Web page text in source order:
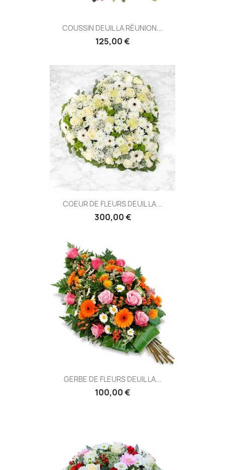
COUSSIN DEUIL LA RÉUNION...
125,00 €
COEUR DE FLEURS DEUIL LA...
300,00 €
GERBE DE FLEURS DEUIL LA...
100,00 €